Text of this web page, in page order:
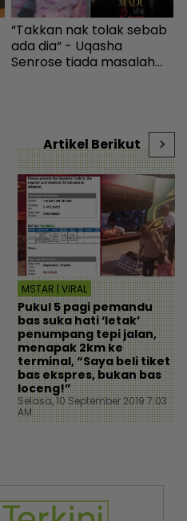
“Takkan nak tolak sebab
ada dia“ - Uqasha
Senrose tiada masalah
Artikel Berikut
MSTAR | VIRAL
Pukul 5 pagi pemandu
bas suka hati ‘letak’
penumpang tepi jalan,
menapak 2km ke
terminal, “Saya beli tiket
bas ekspres, bukan bas
loceng!”
Selasa, 10 September 2019 7:03
AM